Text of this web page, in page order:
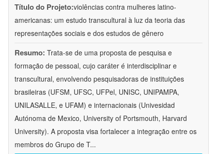
Título do Projeto:violências contra mulheres latino-
americanas: um estudo transcultural à luz da teoria das
representações sociais e dos estudos de gênero
Resumo: Trata-se de uma proposta de pesquisa e
formação de pessoal, cujo caráter é interdisciplinar e
transcultural, envolvendo pesquisadoras de instituições
brasileiras (UFSM, UFSC, UFPel, UNISC, UNIPAMPA,
UNILASALLE, e UFAM) e internacionais (Univesidad
Autónoma de Mexico, University of Portsmouth, Harvard
University). A proposta visa fortalecer a integração entre os
membros do Grupo de T...